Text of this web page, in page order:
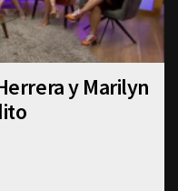
y Marilyn